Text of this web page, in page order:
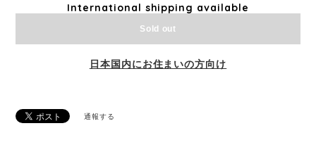
International shipping available
Sold out
日本国内にお住まいの方向け
通報する